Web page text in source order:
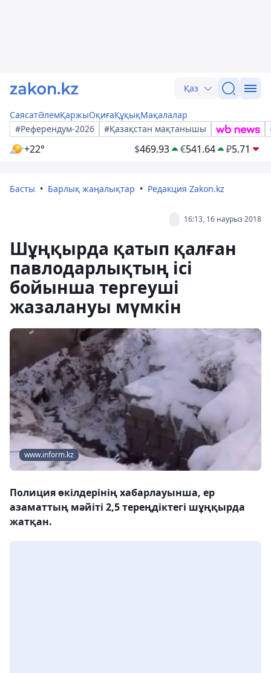
Қаз
СаясатӘлемҚаржыОқиғаҚұқықМақалалар
#Референдум-2026
#Қазақстан мақтанышы
+22° $469.93 €541.64 ₽5.71
Басты Барлық жаңалықтар Редакция Zakon.kz
16:13, 16 наурыз 2018
Шұңқырда қатып қалған
павлодарлықтың ісі
бойынша тергеуші
жазалануы мүмкін
www.inform.kz
Полиция өкілдерінің хабарлауынша, ер
азаматтың мәйіті 2,5 тереңдіктегі шұңқырда
жатқан.